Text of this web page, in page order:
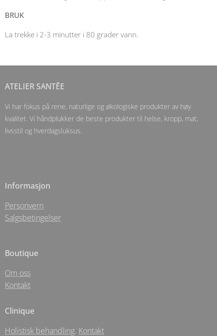
BRUK
La trekke i 2-3 minutter i 80 grader vann.
ATELIER SANTĒE
Vi har fokus på rene, naturlige og økologiske produkter av høy
kvalitet. Vi håndplukker de beste produkter til helse, kropp, mat,
livsstil og hverdagsluksus.
Informasjon
Personvern
Salgsbetingelser
Boutique
Om oss
Kontakt
Clinique
Holistisk behandling. Kontakt